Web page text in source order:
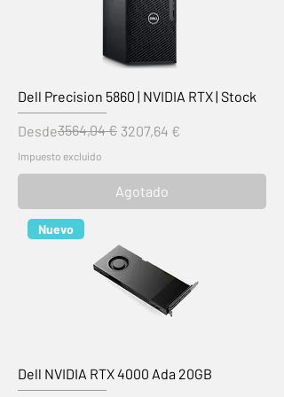
Dell Precision 5860 | NVIDIA RTX | Stock
Desde
Precio3564,04 € 3207,64 €
Precio de oferta
Impuesto excluido
Agotado
Nuevo
Dell NVIDIA RTX 4000 Ada 20GB